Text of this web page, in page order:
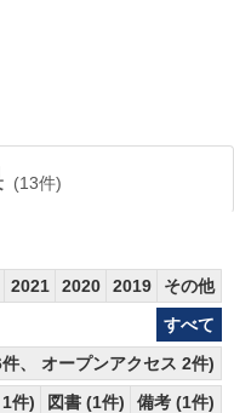
(13件)
2021 2020 2019
その他
すべて
、 オープンアクセス 2件)
件)
図書 (1件) 備考 (1件)